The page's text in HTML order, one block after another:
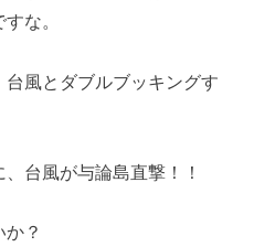
な。
風とダブルブッキングす
台風が与論島直撃！！
？